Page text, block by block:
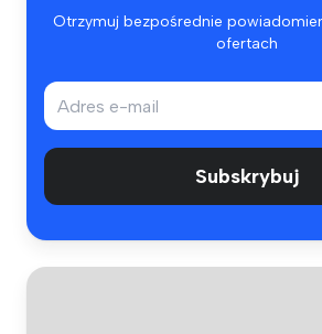
Otrzymuj bezpośrednie
ofertach
Subskrybuj